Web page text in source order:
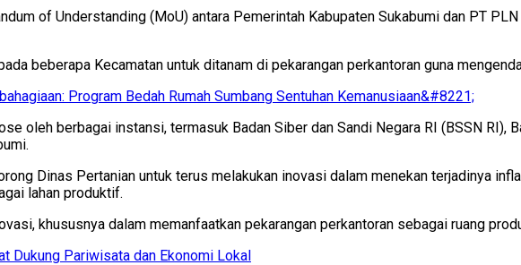
of Understanding (MoU) antara Pemerintah Kabupaten Sukabumi dan PT
beberapa Kecamatan untuk ditanam di pekarangan perkantoran guna
Program Bedah Rumah Sumbang Sentuhan Kemanusiaan&#8221;
oleh berbagai instansi, termasuk Badan Siber dan Sandi Negara RI (BSSN RI),
Dinas Pertanian untuk terus melakukan inovasi dalam menekan terjadinya
lahan produktif.
khususnya dalam memanfaatkan pekarangan perkantoran sebagai ruang
Dukung Pariwisata dan Ekonomi Lokal